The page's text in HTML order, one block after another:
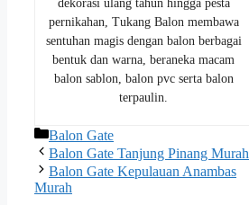
dekorasi ulang tahun hingga pesta
pernikahan, Tukang Balon membawa
sentuhan magis dengan balon berbagai
bentuk dan warna, beraneka macam
balon sablon, balon pvc serta balon
terpaulin.
Kategori
Balon Gate
Balon Gate Tanjung Pinang Murah
Balon Gate Kepulauan Anambas
Murah